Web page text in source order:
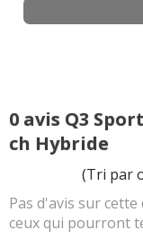
0 avis Q3
ch Hybride
(Tri par
Pas d'avis sur cette
ceux qui pourront